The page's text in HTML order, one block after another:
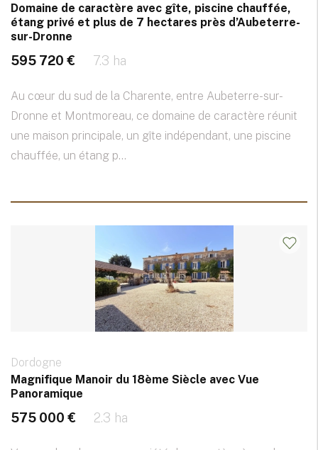
Domaine de caractère avec gîte, piscine chauffée,
étang privé et plus de 7 hectares près d’Aubeterre-
sur-Dronne
595 720 € 7.3 ha
Au cœur du sud de la Charente, entre Aubeterre-sur-
Dronne et Montmoreau, ce domaine de caractère réunit
une maison principale, un gîte indépendant, une piscine
chauffée, un étang p...
Dordogne
Magnifique Manoir du 18ème Siècle avec Vue
Panoramique
575 000 € 2.3 ha